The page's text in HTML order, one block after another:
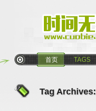
首页 TAGS
Tag Archives: